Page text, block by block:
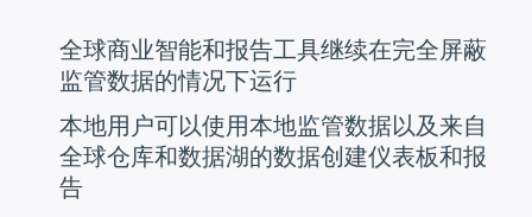
全球商业智能和报告工具继续在完全屏蔽
监管数据的情况下运行
本地用户可以使用本地监管数据以及来自
全球仓库和数据湖的数据创建仪表板和报
告